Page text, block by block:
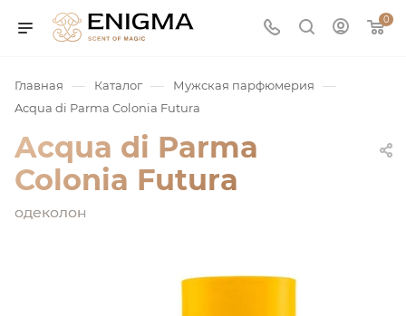
0
Главная — Каталог — Мужская парфюмерия —
Acqua di Parma Colonia Futura
Acqua di Parma
Colonia Futura
одеколон